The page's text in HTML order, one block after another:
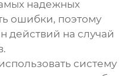
надежных
ошибки, поэтому
действий на случай
систему